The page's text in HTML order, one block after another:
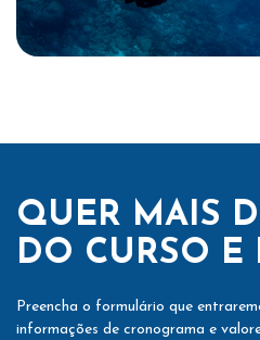
QUER MAIS
DO CURSO E
Preencha o formulário que
informações de cronograma e